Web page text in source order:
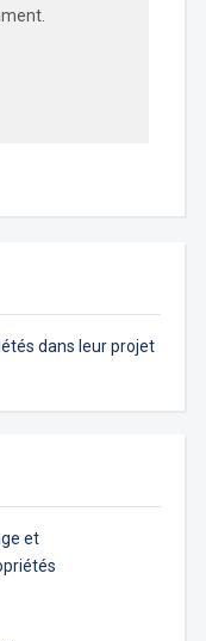
dans leur projet
et